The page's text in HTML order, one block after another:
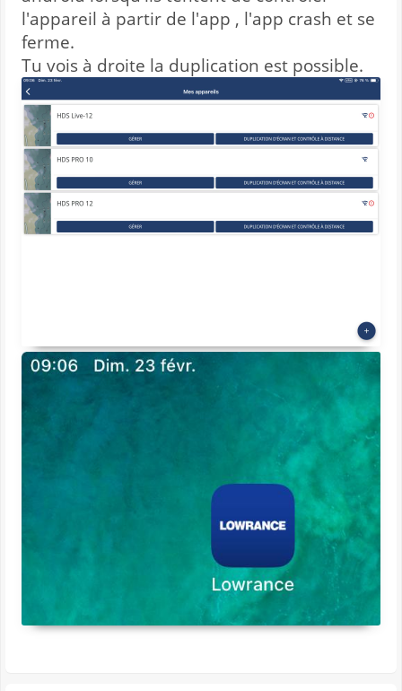
l'appareil à partir de l'app , l'app crash et se
ferme.
Tu vois à droite la duplication est possible.